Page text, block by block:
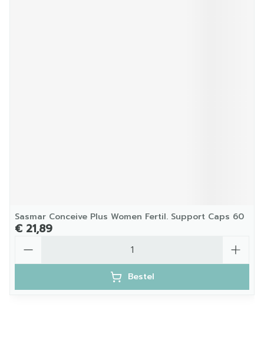
Sasmar Conceive Plus Women Fertil. Support Caps 60
€ 21,89
Bestel